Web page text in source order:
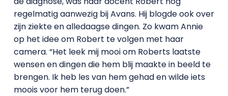
regelmatig aanwezig bij Avans. Hij blogde ook over
zijn ziekte en alledaagse dingen. Zo kwam Annie
op het idee om Robert te volgen met haar
camera. “Het leek mij mooi om Roberts laatste
wensen en dingen die hem blij maakte in beeld te
brengen. Ik heb les van hem gehad en wilde iets
moois voor hem terug doen.”